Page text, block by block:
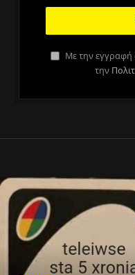
Με την εγγραφή
την